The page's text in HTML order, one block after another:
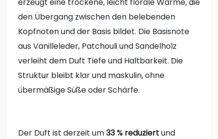
den Übergang zwischen den belebenden
Kopfnoten und der Basis bildet. Die Basisnote
aus Vanilleleder, Patchouli und Sandelholz
verleiht dem Duft Tiefe und Haltbarkeit. Die
Struktur bleibt klar und maskulin, ohne
übermäßige Süße oder Schärfe.
Der Duft ist derzeit um33 % reduziertund